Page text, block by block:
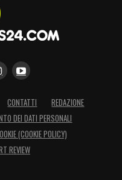
CONTATTI
REDAZIONE
DEI DATI PERSONALI
(COOKIE POLICY)
REVIEW